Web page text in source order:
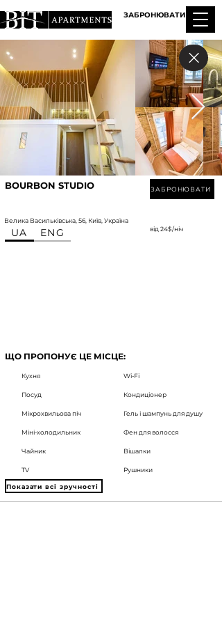
ЗАБРОНЮВАТИ
BOURBON STUDIO ЗАБРОНЮВАТИ
Велика Васильківська, 56, Київ, Україна
UA ENG від 24$/ніч
ЩО ПРОПОНУЄ ЦЕ МІСЦЕ:
Кухня
Посуд
Мікрохвильова піч
Міні-холодильник
Чайник
TV
Wi-Fi
Кондиціонер
Гель і шампунь для душу
Фен для волосся
Вішалки
Рушники
Показати всі зручності